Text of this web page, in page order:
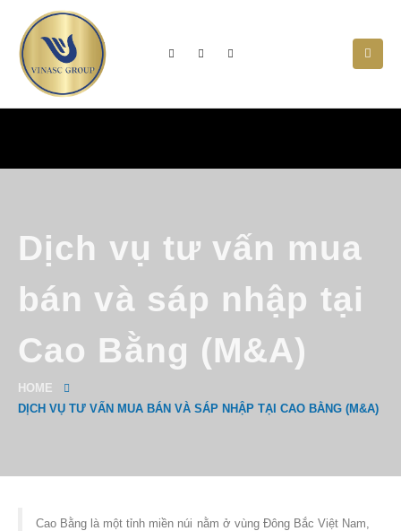
Dịch vụ tư vấn mua
bán và sáp nhập tại
Cao Bằng (M&A)
HOME
DỊCH VỤ TƯ VẤN MUA BÁN VÀ SÁP NHẬP TẠI CAO BẰNG (M&A)
Cao Bằng là một tỉnh miền núi nằm ở vùng Đông Bắc Việt Nam,